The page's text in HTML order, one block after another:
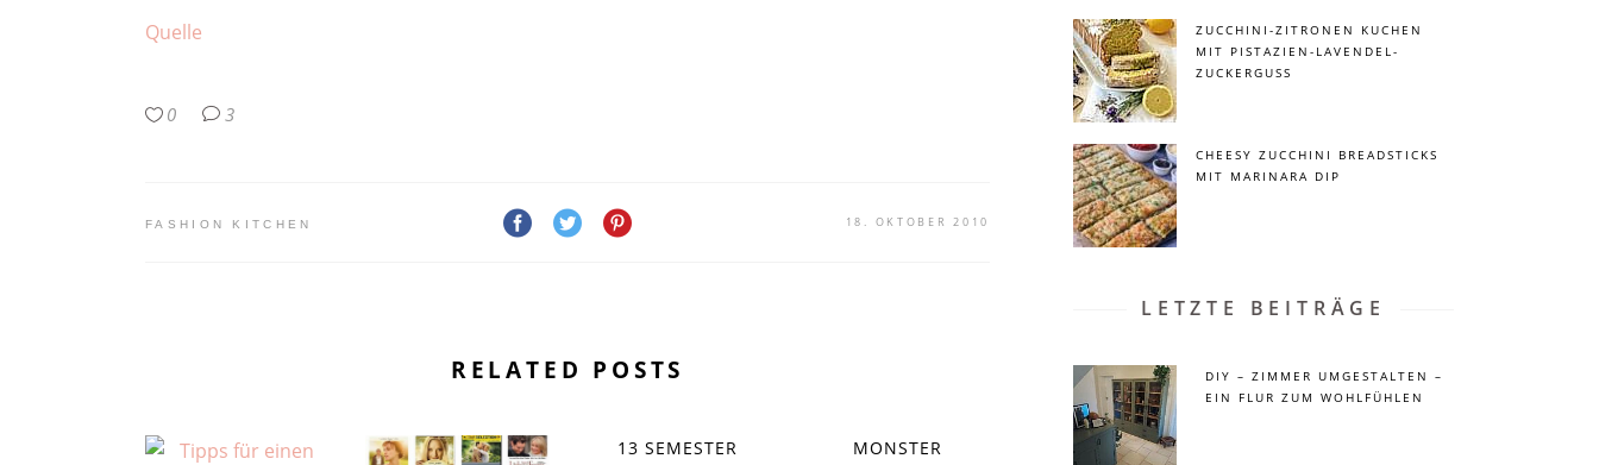
Quelle
0 3
FASHION KITCHEN 18. OKTOBER 2010
RELATED POSTS
13 SEMESTER MONSTER
ZUCCHINI-ZITRONEN KUCHEN
MIT PISTAZIEN-LAVENDEL-
ZUCKERGUSS
CHEESY ZUCCHINI BREADSTICKS
MIT MARINARA DIP
LETZTE BEITRÄGE
DIY – ZIMMER UMGESTALTEN –
EIN FLUR ZUM WOHLFÜHLEN